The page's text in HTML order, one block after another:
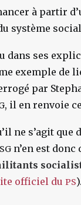
à partir
système
dans ses
exemple de
par
, il en renvoie
ne s’agit que
n’en est donc
officiel du PS